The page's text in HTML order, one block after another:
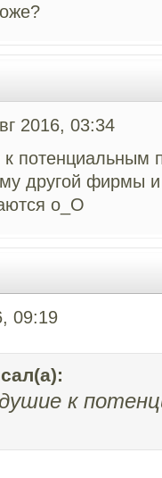
2016, 03:34
потенциальным
другой фирмы
о_О
09:19
к